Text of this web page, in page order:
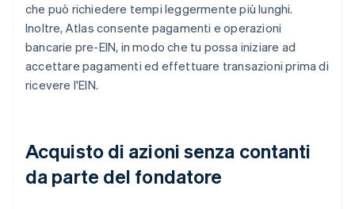
che può richiedere tempi leggermente più lunghi.
Inoltre, Atlas consente pagamenti e operazioni
bancarie pre-EIN, in modo che tu possa iniziare ad
accettare pagamenti ed effettuare transazioni prima di
ricevere l'EIN.
Acquisto di azioni senza contanti
da parte del fondatore